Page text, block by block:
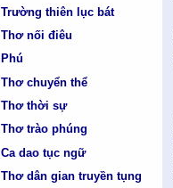
Trường thiên lục bát
Thơ nối điêu
Phú
Thơ chuyển thể
Thơ thời sự
Thơ trào phúng
Ca dao tục ngữ
Thơ dân gian truyền tụng